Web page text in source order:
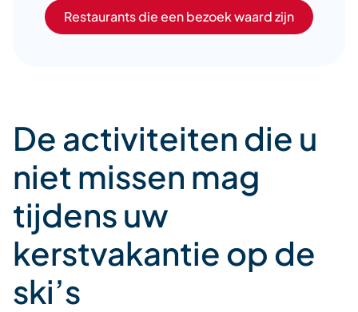
Restaurants die een bezoek waard zijn
De activiteiten die u
niet missen mag
tijdens uw
kerstvakantie op de
ski’s